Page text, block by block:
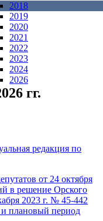
2018
2019
2020
2021
2022
2023
2024
2026
гг.
редакция по
от 24 октября
в решение Орского
2023 г. № 45-442
плановый период